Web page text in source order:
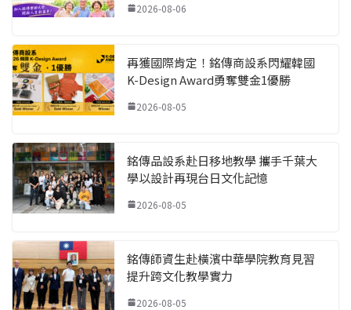
2026-08-06
再獲國際肯定！銘傳商設系閃耀韓國
K-Design Award勇奪雙金1優勝
2026-08-05
銘傳品設系赴日移地教學 攜手千葉大
學以設計再現台日文化記憶
2026-08-05
銘傳師資生赴橫濱中華學院教育見習
提升跨文化教學實力
2026-08-05